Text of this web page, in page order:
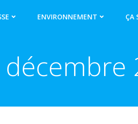
ENVIRONNEMENT ÇA
décembre